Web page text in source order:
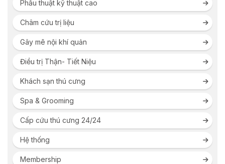
Phẫu thuật kỹ thuật cao
Châm cứu trị liệu
Gây mê nội khí quản
Điều trị Thận- Tiết Niệu
Khách sạn thú cưng
Spa & Grooming
Cấp cứu thú cưng 24/24
Hệ thống
Membership